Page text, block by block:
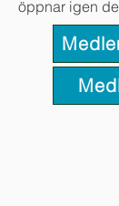
öppnar igen